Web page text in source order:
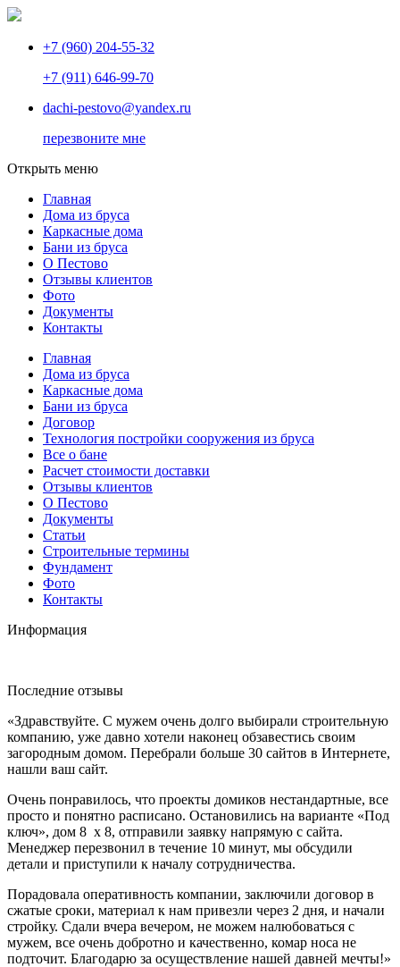
+7 (960) 204-55-32
+7 (911) 646-99-70
dachi-pestovo@yandex.ru
перезвоните мне
Открыть меню
Главная
Дома из бруса
Каркасные дома
Бани из бруса
О Пестово
Отзывы клиентов
Фото
Документы
Контакты
Главная
Дома из бруса
Каркасные дома
Бани из бруса
Договор
Технология постройки сооружения из бруса
Все о бане
Расчет стоимости доставки
Отзывы клиентов
О Пестово
Документы
Статьи
Строительные термины
Фундамент
Фото
Контакты
Информация
Последние отзывы
«Здравствуйте. С мужем очень долго выбирали строительную
компанию, уже давно хотели наконец обзавестись своим
загородным домом. Перебрали больше 30 сайтов в Интернете,
нашли ваш сайт.
Очень понравилось, что проекты домиков нестандартные, все
просто и понятно расписано. Остановились на варианте «Под
ключ», дом 8 х 8, отправили заявку напрямую с сайта.
Менеджер перезвонил в течение 10 минут, мы обсудили
детали и приступили к началу сотрудничества.
Порадовала оперативность компании, заключили договор в
сжатые сроки, материал к нам привезли через 2 дня, и начали
стройку. Сдали вчера вечером, не можем налюбоваться с
мужем, все очень добротно и качественно, комар носа не
подточит. Благодарю за осуществление нашей давней мечты!»